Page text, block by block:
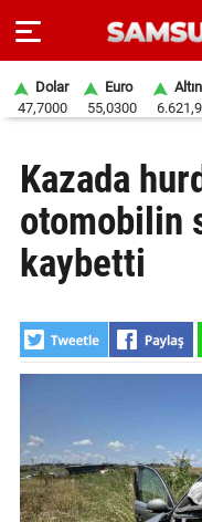
SAYFA
SAMSUN
HABER
GÜNDEM
EKONOMİ
DÜNYA
Dolar
47,7000
Euro
55,0300
Altın
Kazada
otomobilin
kaybetti